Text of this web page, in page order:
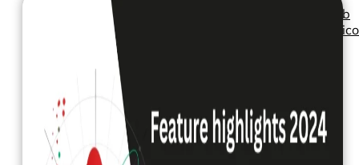
Nuestros servicios
Inteligencia
empresarial
Analítica avanzada y
Seminarios web
Libros